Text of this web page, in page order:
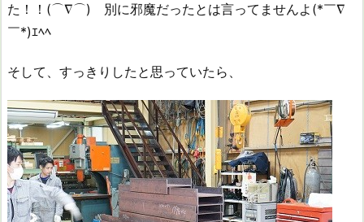
た！！(⌒∇⌒) 別に邪魔だったとは言ってませんよ(*￣∇
￣*)ｴﾍﾍ
そして、すっきりしたと思っていたら、